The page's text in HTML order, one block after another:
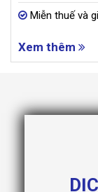
Miễn thuế và
Xem thêm